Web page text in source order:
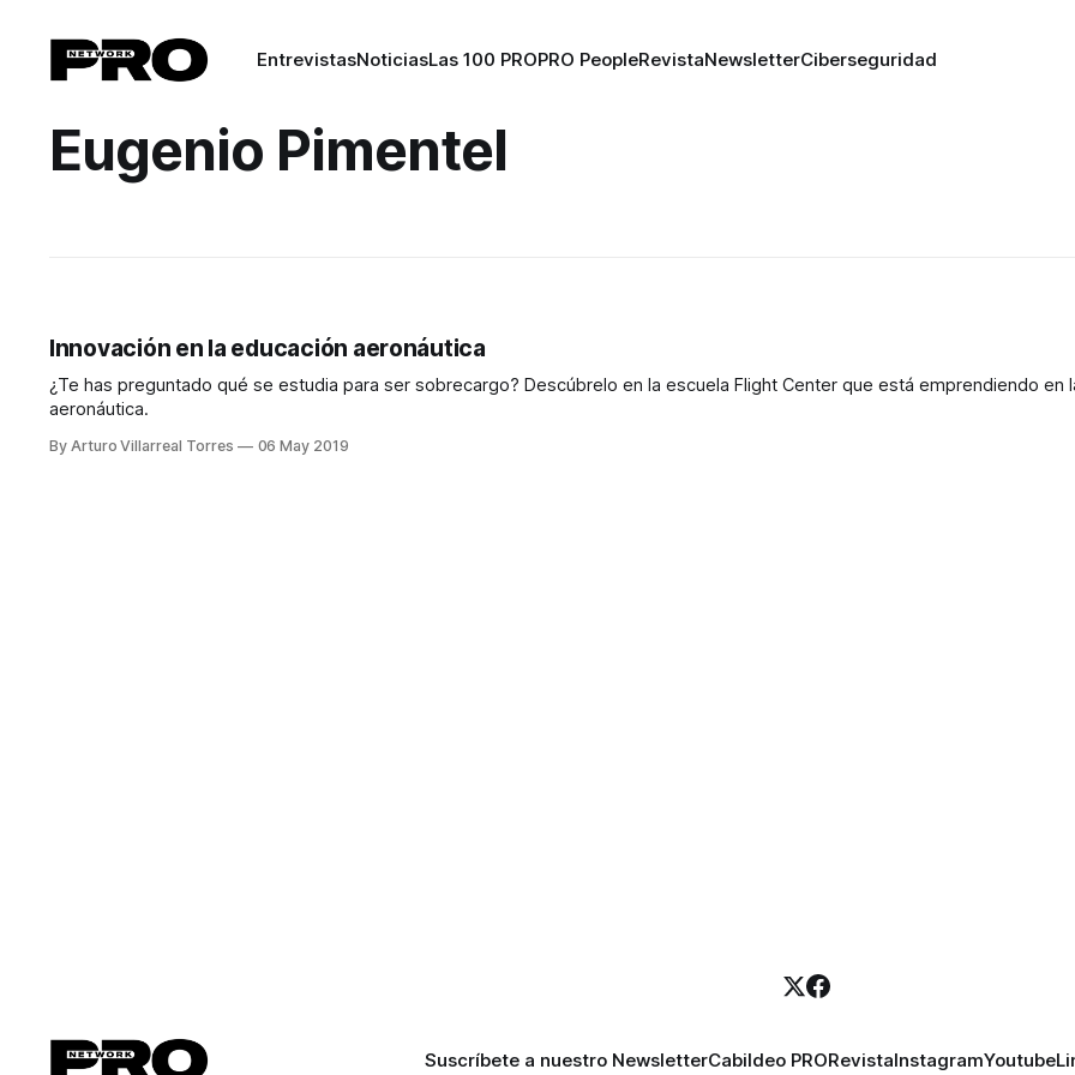
EntrevistasNoticiasLas 100 PROPRO PeopleRevistaNewsletterCiberseguridad
Eugenio Pimentel
Innovación en la educación aeronáutica
¿Te has preguntado qué se estudia para ser sobrecargo? Descúbrelo en la escuela Flight Center que está emprendiendo en
aeronáutica.
By Arturo Villarreal Torres 06 May 2019
Suscríbete a nuestro NewsletterCabildeo PRORevistaInstagramYoutube